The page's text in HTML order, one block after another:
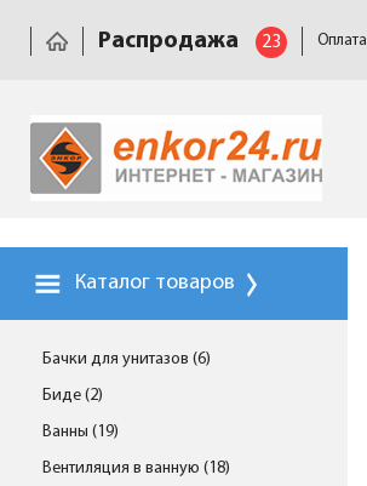
Распродажа 23 Оплата
Каталог товаров
Бачки для унитазов (6)
Биде (2)
Ванны (19)
Вентиляция в ванную (18)